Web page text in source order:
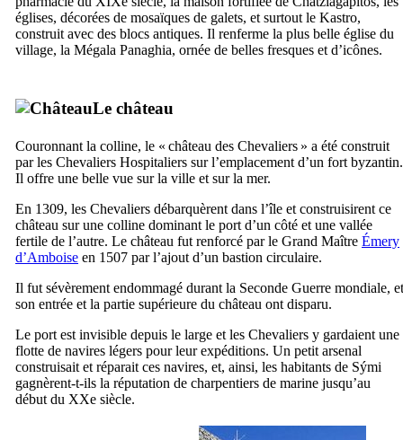
églises, décorées de mosaïques de galets, et surtout le Kastro,
construit avec des blocs antiques. Il renferme la plus belle église du
village, la Mégala Panaghia, ornée de belles fresques et d’icônes.
Le château
Couronnant la colline, le « château des Chevaliers » a été construit
par les Chevaliers Hospitaliers sur l’emplacement d’un fort byzantin.
Il offre une belle vue sur la ville et sur la mer.
En 1309, les Chevaliers débarquèrent dans l’île et construisirent ce
château sur une colline dominant le port d’un côté et une vallée
fertile de l’autre. Le château fut renforcé par le Grand Maître Émery
d’Amboise en 1507 par l’ajout d’un bastion circulaire.
Il fut sévèrement endommagé durant la Seconde Guerre mondiale, et
son entrée et la partie supérieure du château ont disparu.
Le port est invisible depuis le large et les Chevaliers y gardaient une
flotte de navires légers pour leur expéditions. Un petit arsenal
construisait et réparait ces navires, et, ainsi, les habitants de Sými
gagnèrent-t-ils la réputation de charpentiers de marine jusqu’au
début du XXe siècle.